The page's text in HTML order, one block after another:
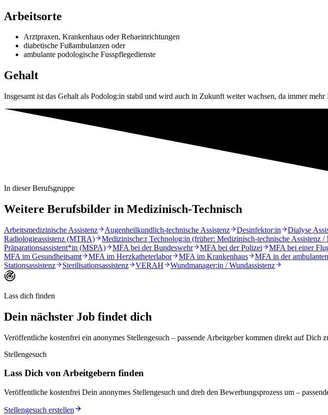
Arbeitsorte
Arztpraxen, Krankenhaus oder Rehaeinrichtungen
diabetische Fußambulanzen oder
ambulante podologische Fusspflegedienste
Gehalt
Insgesamt ist das Gehalt als Podolog:in stabil und wird auch in Zukunft weiter wachsen, da immer
In dieser Berufsgruppe
Weitere Berufsbilder in Medizinisch-Technisch
Arbeitsmedizinische Assistenz Augenheilkundlich-technische Assistenz Desinfektor:in Dialyse
Radiologieassistenz (MTRA)
Medizinische:r Technolog:in (früher: Medizinisch-technische Assistenz
Präparationsassistent*in (MSPA)
MFA bei der Bundeswehr MFA bei der Polizei MFA bei einer
MFA im Gesundheitsamt
MFA im Herzkatheterlabor MFA im Krankenhaus MFA in der
Stationsassistenz
Sterilisationsassistenz VERAH Wundmanager:in / Wundassistenz
Lass dich finden
Dein nächster Job findet dich
Veröffentliche kostenfrei ein anonymes Stellengesuch – passende Arbeitgeber kommen direkt auf Dich
Stellengesuch
Lass Dich von Arbeitgebern finden
Veröffentliche kostenfrei Dein anonymes Stellengesuch und dreh den Bewerbungsprozess um –
Stellengesuch erstellen